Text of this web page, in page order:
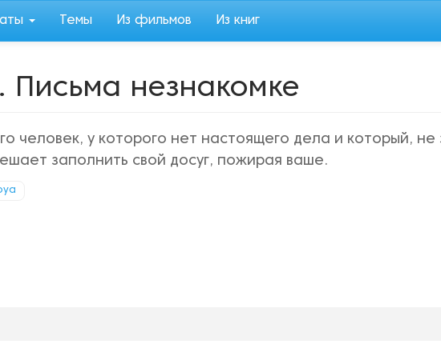
Темы Из фильмов Из книг
незнакомке
человек, у которого нет настоящего дела и который, не
заполнить свой досуг, пожирая ваше.